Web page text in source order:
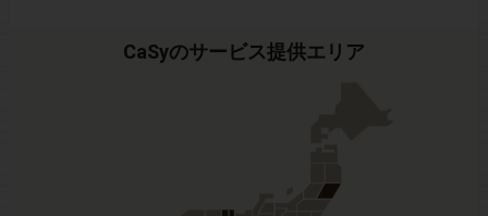
CaSyのサービス提供エリア